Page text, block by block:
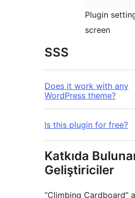
Plugin
screen
SSS
Does it work with any
WordPress theme?
Is this plugin for free?
Katkıda
Geliştiriciler
“Climbing Cardboard”